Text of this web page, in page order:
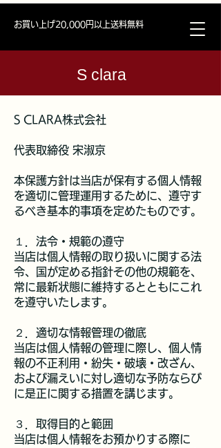
お買い上げ20,000円以上送料無料
S clara
S CLARA株式会社
代表取締役 宋淑京
本保護方針は当店が保有する個人情報
を適切に管理運用するために、遵守す
るべき基本的事項を定めたものです。
１．法令・規範の遵守
当店は個人情報の取り扱いに関する法
令、国が定める指針その他の規範を、
常に最新状態に維持するとともにこれ
を遵守いたします。
２．適切な情報管理の徹底
当店は個人情報の管理に際し、個人情
報の不正利用・紛失・破壊・改ざん、
および漏えいに対し適切な予防ならび
に是正に関する措置を講じます。
３．取得目的と範囲
当店は個人情報をお預かりする際に